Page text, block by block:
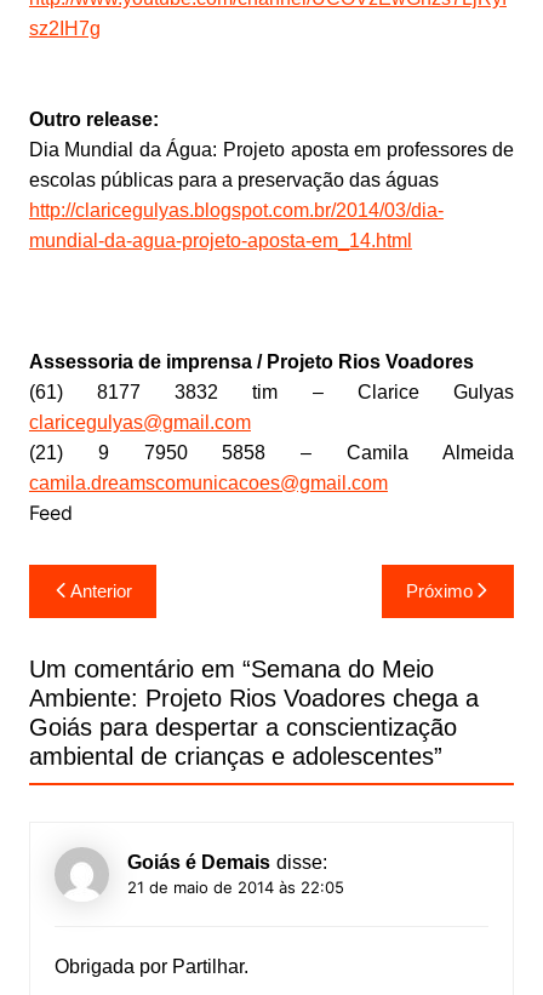
sz2IH7g
Outro release:
Dia Mundial da Água: Projeto aposta em professores de
escolas públicas para a preservação das águas
http://claricegulyas.blogspot.com.br/2014/03/dia-
mundial-da-agua-projeto-aposta-em_14.html
Assessoria de imprensa / Projeto Rios Voadores
(61) 8177 3832 tim – Clarice Gulyas
claricegulyas@gmail.com
(21) 9 7950 5858 – Camila Almeida
camila.dreamscomunicacoes@gmail.com
Feed
Navegação
de
Post
Anterior Próximo
Um comentário em “Semana do Meio
Ambiente: Projeto Rios Voadores chega a
Goiás para despertar a conscientização
ambiental de crianças e adolescentes”
Goiás é Demais disse:
21 de maio de 2014 às 22:05
Obrigada por Partilhar.